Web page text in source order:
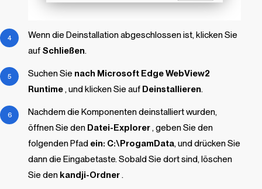
Wenn die Deinstallation abgeschlossen ist, klicken Sie
auf Schließen.
Suchen Sie nach Microsoft Edge WebView2
Runtime, und klicken Sie auf Deinstallieren.
Nachdem die Komponenten deinstalliert wurden,
öffnen Sie den Datei-Explorer, geben Sie den
folgenden Pfad ein: C:\ProgamData, und drücken Sie
dann die Eingabetaste. Sobald Sie dort sind, löschen
Sie den kandji-Ordner.